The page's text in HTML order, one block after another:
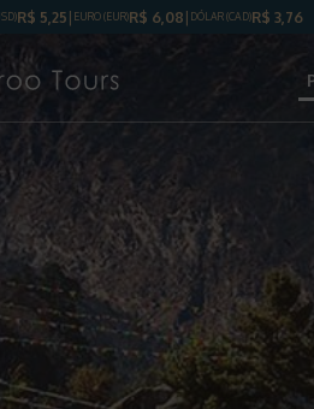
R$ 5,25 EURO (EUR)R$ 6,08 DÓLAR(CAD)R$ 3,76